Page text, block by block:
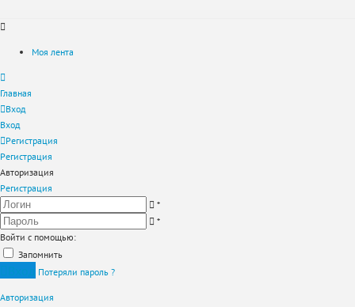
Моя лента
Главная
Вход
Вход
Регистрация
Регистрация
Авторизация
Регистрация
*
*
Войти с помощью:
Запомнить
Потеряли пароль ?
Авторизация